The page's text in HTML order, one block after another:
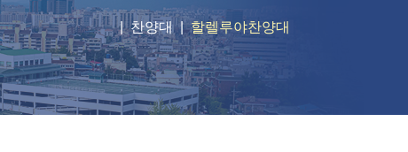
찬양대 할렐루야찬양대